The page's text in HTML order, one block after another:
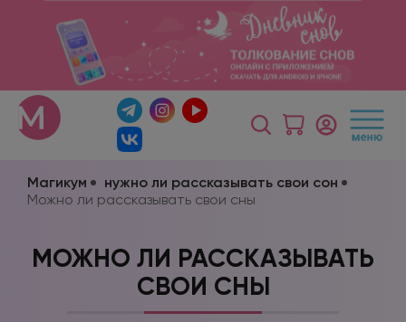
Магикум
нужно ли рассказывать свои сон
Можно ли рассказывать свои сны
МОЖНО ЛИ РАССКАЗЫВАТЬ
СВОИ СНЫ